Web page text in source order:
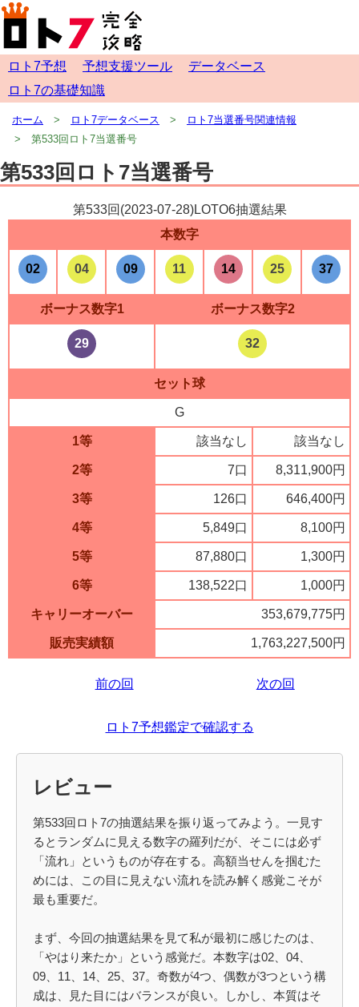
ロト7予想 予想支援ツール
データベース
ロト7の基礎知識
ホーム ロト7データベース
ロト7当選番号関連情報
第533回ロト7当選番号
第533回ロト7当選番号
第533回(2023-07-28)LOTO6抽選結果
本数字
02 04 09 11 14 25 37
ボーナス数字1 ボーナス数字2
29 32
セット球
G
1等 該当なし 該当なし
2等 7口 8,311,900円
3等 126口 646,400円
4等 5,849口 8,100円
5等 87,880口 1,300円
6等 138,522口 1,000円
キャリーオーバー 353,679,775円
販売実績額 1,763,227,500円
前の回 次の回
ロト7予想鑑定で確認する
レビュー
第533回ロト7の抽選結果を振り返ってみよう。一見す
るとランダムに見える数字の羅列だが、そこには必ず
「流れ」というものが存在する。高額当せんを掴むた
めには、この目に見えない流れを読み解く感覚こそが
最も重要だ。
まず、今回の抽選結果を見て私が最初に感じたのは、
「やはり来たか」という感覚だ。本数字は02、04、
09、11、14、25、37。奇数が4つ、偶数が3つという構
成は、見た目にはバランスが良い。しかし、本質はそ